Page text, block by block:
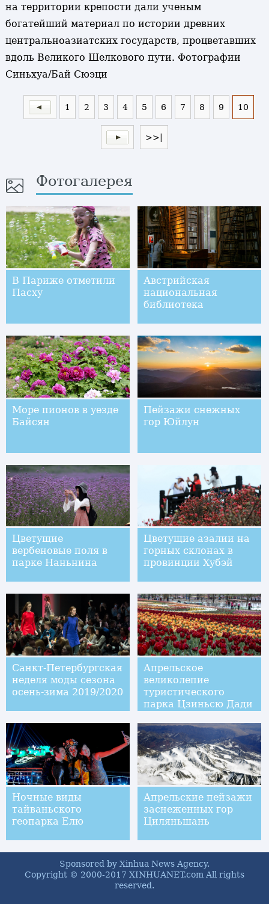
на территории крепости дали ученым
богатейший материал по истории древних
центральноазиатских государств, процветавших
вдоль Великого Шелкового пути. Фотографии
Синьхуа/Бай Сюэци
1 2 3 4 5 6 7 8 9 10
>>|
Фотогалерея
В Париже отметили
Пасху
Австрийская
национальная
библиотека
Море пионов в уезде
Байсян
Пейзажи снежных
гор Юйлун
Цветущие
вербеновые поля в
парке Наньнина
Цветущие азалии на
горных склонах в
провинции Хубэй
Санкт-Петербургская
неделя моды сезона
осень-зима 2019/2020
Апрельское
великолепие
туристического
парка Цзиньсю Дади
Ночные виды
тайваньского
геопарка Елю
Апрельские пейзажи
заснеженных гор
Циляньшань
Sponsored by Xinhua News Agency.
Copyright © 2000-2017 XINHUANET.com All rights
reserved.